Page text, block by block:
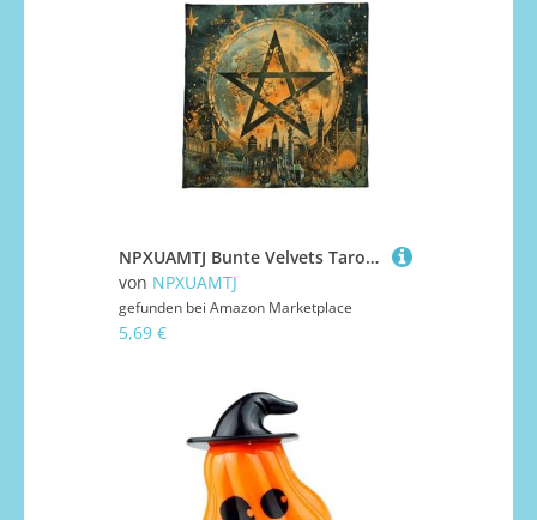
NPXUAMTJ Bunte Velvets Tarots Stoff Lesen Tragbare Spiele Easy Cleaning Tischdecke Tischabdeckung Tischdecke
von NPXUAMTJ
gefunden bei Amazon Marketplace
5,69 €